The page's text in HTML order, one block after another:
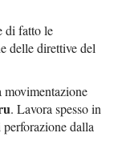
di fatto le
delle direttive del
. Lavora spesso in
dalla